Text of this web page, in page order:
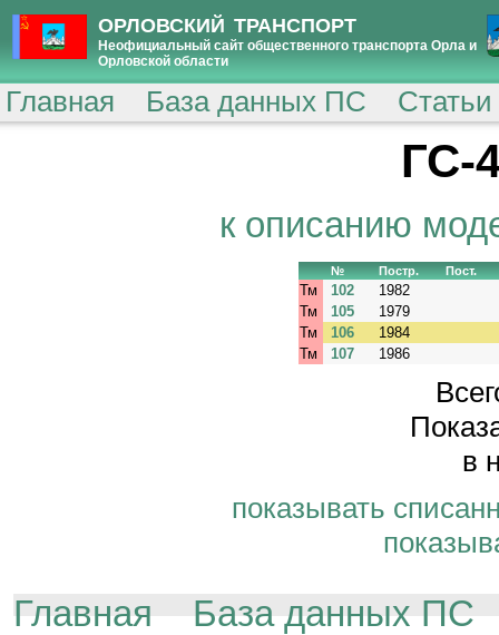
ОРЛОВСКИЙ ТРАНСПОРТ
Неофициальный сайт общественного транспорта Орла и
Орловской области
Главная База данных ПС
ГС-
к описанию
№ Постр. Пост.
Тм 102
1982
Тм
105
1979
Тм
106
1984
Тм
107 1986
в
показывать
Главная База данных ПС